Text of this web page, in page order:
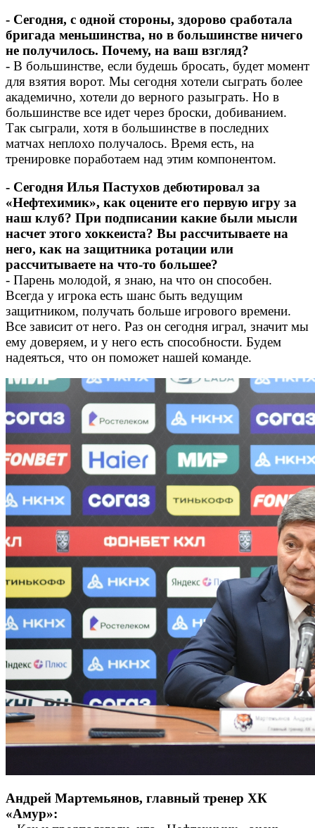
- Сегодня, с одной стороны, здорово сработала
бригада меньшинства, но в большинстве ничего
не получилось. Почему, на ваш взгляд?
- В большинстве, если будешь бросать, будет момент
для взятия ворот. Мы сегодня хотели сыграть более
академично, хотели до верного разыграть. Но в
большинстве все идет через броски, добиванием.
Так сыграли, хотя в большинстве в последних
матчах неплохо получалось. Время есть, на
тренировке поработаем над этим компонентом.
- Сегодня Илья Пастухов дебютировал за
«Нефтехимик», как оцените его первую игру за
наш клуб? При подписании какие были мысли
насчет этого хоккеиста? Вы рассчитываете на
него, как на защитника ротации или
рассчитываете на что-то большее?
- Парень молодой, я знаю, на что он способен.
Всегда у игрока есть шанс быть ведущим
защитником, получать больше игрового времени.
Все зависит от него. Раз он сегодня играл, значит мы
ему доверяем, и у него есть способности. Будем
надеяться, что он поможет нашей команде.
Андрей Мартемьянов, главный тренер ХК
«Амур»: